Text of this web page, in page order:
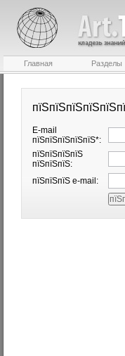
Главная Разделы
E-mail
пїЅпїЅпїЅпїЅпїЅ*:
пїЅпїЅпїЅпїЅ
пїЅпїЅпїЅ:
пїЅпїЅпїЅ e-mail: